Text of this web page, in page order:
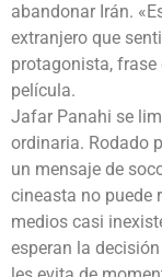
abandonar Irán.
extranjero que
protagonista, frase
película.
Jafar Panahi se
ordinaria. Rodado
un mensaje de
cineasta no puede
medios casi
esperan la